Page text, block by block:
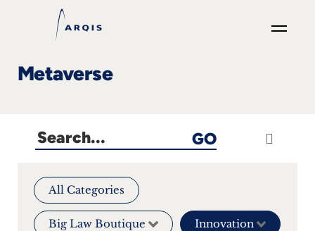
Groups
News
Metaverse
GO
All Categories
Big Law Boutique Innovation